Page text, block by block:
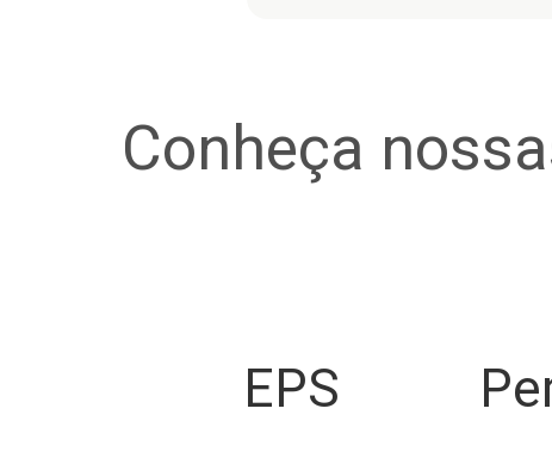
Conheça
EPS